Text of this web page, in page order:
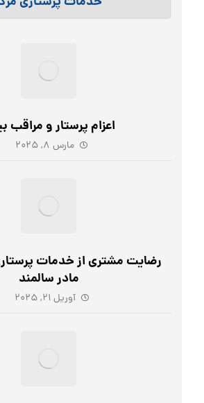
اعزام پرستار و مراقب
مارس ۸, ۲۰۲۵
رضایت مشتری از خدمات
مادر سالمند
آوریل ۲۱, ۲۰۲۵